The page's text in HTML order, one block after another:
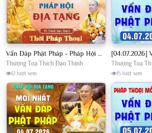
Vấn Đáp Phật Pháp - Pháp Hội Địa Tạng Ngày 01/08/2026│TT. Thích Đạo Thịnh
Thượng Toạ Thích Đạo Thịnh
12 lượt xem
Thượng Toạ
15 lượt xem